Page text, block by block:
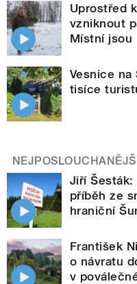
Uprostřed
vzniknout
Místní jsou
Vesnice na
tisíce
Jiří Šesták:
příběh ze
hraniční
František
o návratu
v